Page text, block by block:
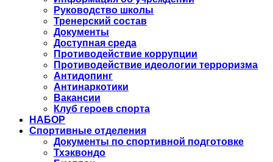
Руководство школы
Тренерский состав
Документы
Доступная среда
Противодействие коррупции
Противодействие идеологии терроризма
Антидопинг
Антинаркотики
Вакансии
Клуб героев спорта
НАБОР
Спортивные отделения
Документы по спортивной подготовке
Тхэквондо